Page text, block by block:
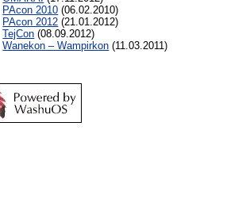
PAcon 2010 (06.02.2010)
PAcon 2012 (21.01.2012)
TejCon (08.09.2012)
Wanekon – Wampirkon (11.03.2011)